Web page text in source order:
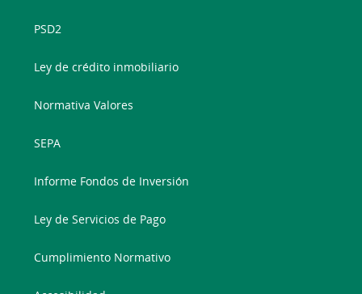
PSD2
Ley de crédito inmobiliario
Normativa Valores
SEPA
Informe Fondos de Inversión
Ley de Servicios de Pago
Cumplimiento Normativo